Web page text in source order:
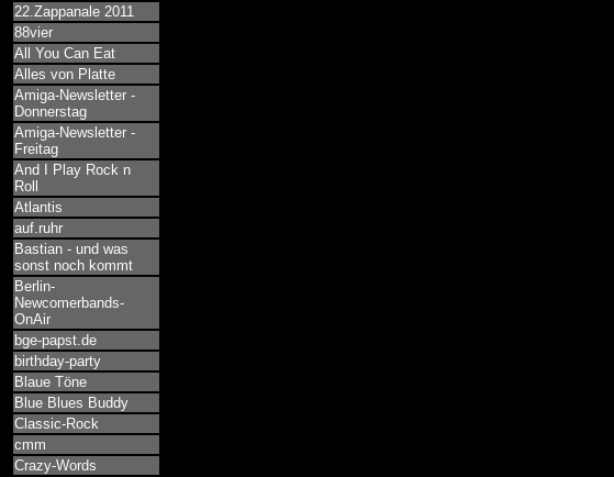
22.Zappanale 2011
88vier
All You Can Eat
Alles von Platte
Amiga-Newsletter -
Donnerstag
Amiga-Newsletter -
Freitag
And I Play Rock n
Roll
Atlantis
auf.ruhr
Bastian - und was
sonst noch kommt
Berlin-
Newcomerbands-
OnAir
bge-papst.de
birthday-party
Blaue Töne
Blue Blues Buddy
Classic-Rock
cmm
Crazy-Words